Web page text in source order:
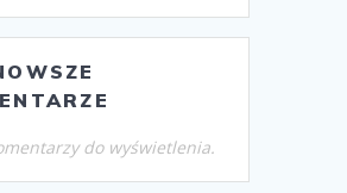
do wyświetlenia.